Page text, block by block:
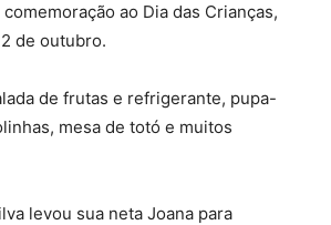
ao Dia das Crianças,
de outubro.
de frutas e refrigerante, pupa-
mesa de totó e muitos
levou sua neta Joana para